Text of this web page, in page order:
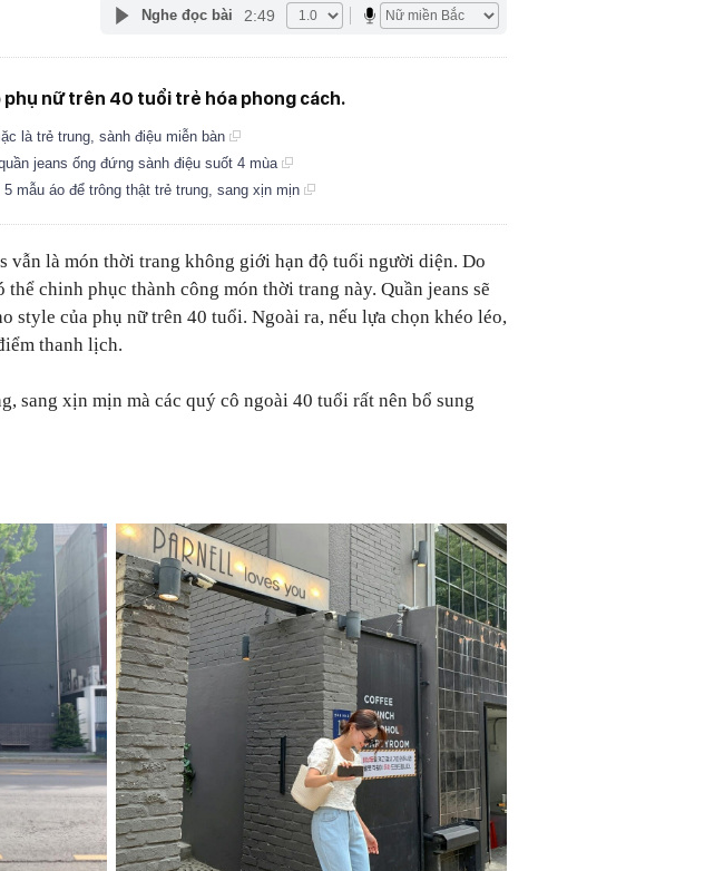
Nghe đọc bài 2:49
phụ nữ trên 40 tuổi trẻ hóa phong cách.
là trẻ trung, sành điệu miễn bàn
jeans ống đứng sành điệu suốt 4 mùa
mẫu áo để trông thật trẻ trung, sang xịn mịn
vẫn là món thời trang không giới hạn độ tuổi người diện. Do
chinh phục thành công món thời trang này. Quần jeans sẽ
style của phụ nữ trên 40 tuổi. Ngoài ra, nếu lựa chọn khéo léo,
thanh lịch.
sang xịn mịn mà các quý cô ngoài 40 tuổi rất nên bổ sung